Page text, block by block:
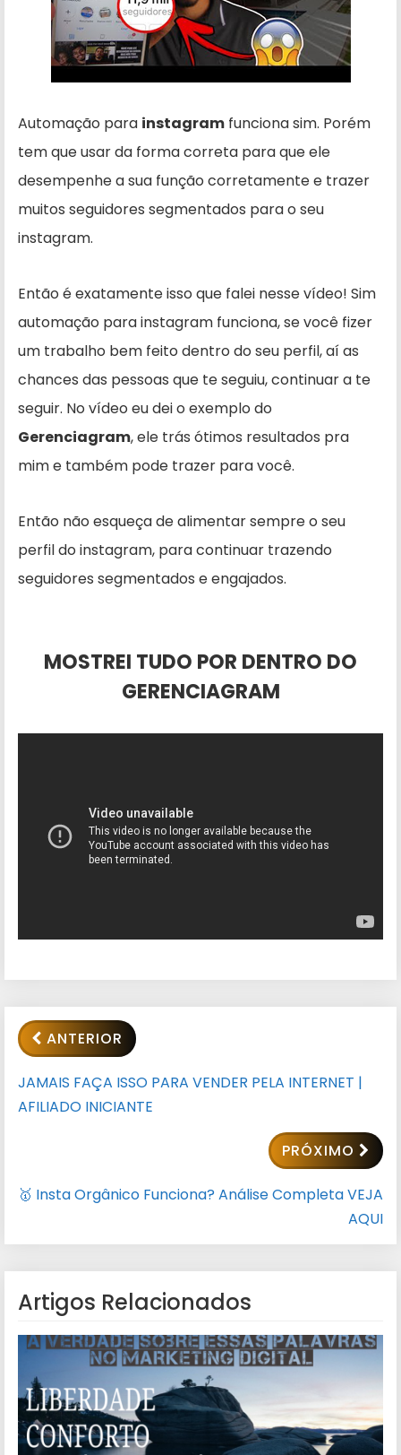
Automação para instagram funciona sim. Porém
tem que usar da forma correta para que ele
desempenhe a sua função corretamente e trazer
muitos seguidores segmentados para o seu
instagram.
Então é exatamente isso que falei nesse vídeo! Sim
automação para instagram funciona, se você fizer
um trabalho bem feito dentro do seu perfil, aí as
chances das pessoas que te seguiu, continuar a te
seguir. No vídeo eu dei o exemplo do
Gerenciagram, ele trás ótimos resultados pra
mim e também pode trazer para você.
Então não esqueça de alimentar sempre o seu
perfil do instagram, para continuar trazendo
seguidores segmentados e engajados.
MOSTREI TUDO POR DENTRO DO
GERENCIAGRAM
ANTERIOR
JAMAIS FAÇA ISSO PARA VENDER PELA INTERNET |
AFILIADO INICIANTE
PRÓXIMO
🥇 Insta Orgânico Funciona? Análise Completa VEJA
AQUI
Artigos Relacionados